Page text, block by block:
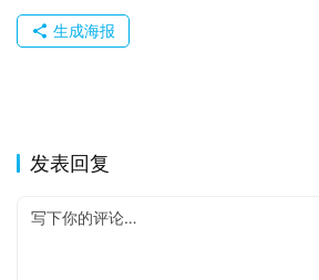
生成海报
发表回复